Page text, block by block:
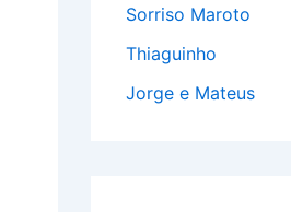
Sorriso Maroto
Thiaguinho
Jorge e Mateus